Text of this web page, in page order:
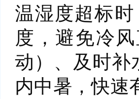
温湿度超标
度，避免冷
动）、及时补
内中暑，快速